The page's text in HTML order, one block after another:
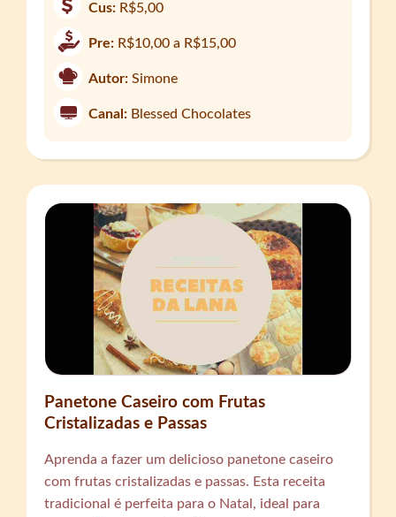
Cus: R$5,00
Pre: R$10,00 a R$15,00
Autor: Simone
Canal: Blessed Chocolates
Panetone Caseiro com Frutas
Cristalizadas e Passas
Aprenda a fazer um delicioso panetone caseiro
com frutas cristalizadas e passas. Esta receita
tradicional é perfeita para o Natal, ideal para